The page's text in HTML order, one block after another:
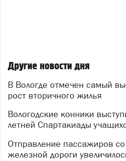
Другие новости дня
В Вологде отмечен самый высокий по стране
рост вторичного жилья
Вологодские конники выступили в финале XIII
летней Спартакиады
Отправление пассажиров со станций Северной
железной дороги